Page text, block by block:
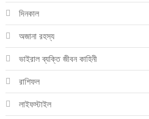
দিনকাল
অজানা রহস্য
ভাইরাল ব্যক্তি জীবন কাহিনী
রাশিফল
লাইফস্টাইল